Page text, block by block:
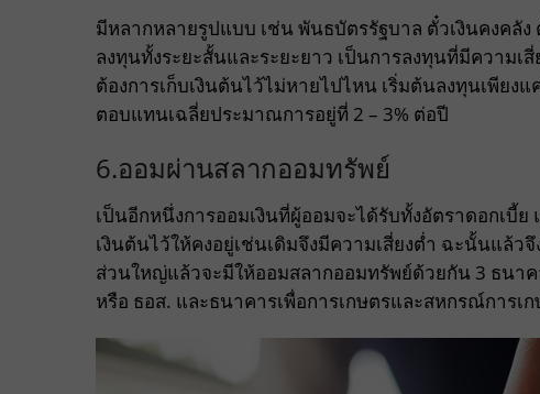
มีหลากหลายรูปแบบ เช่น พันธบัตรรัฐบาล ตั๋วเงินคงคลั
ลงทุนทั้งระยะสั้นและระยะยาว เป็นการลงทุนที่มีความเ
ต้องการเก็บเงินต้นไว้ไม่หายไปไหน เริ่มต้นลงทุนเพีย
ตอบแทนเฉลี่ยประมาณการอยู่ที่ 2 – 3% ต่อปี
6.ออมผ่านสลากออมทรัพย์
เป็นอีกหนึ่งการออมเงินที่ผู้ออมจะได้รับทั้งอัตราดอกเบี้
เงินต้นไว้ให้คงอยู่เช่นเดิมจึงมีความเสี่ยงต่ำ ฉะนั้นแล้ว
ส่วนใหญ่แล้วจะมีให้ออมสลากออมทรัพย์ด้วยกัน 3 ธนา
หรือ ธอส. และธนาคารเพื่อการเกษตรและสหกรณ์การเ